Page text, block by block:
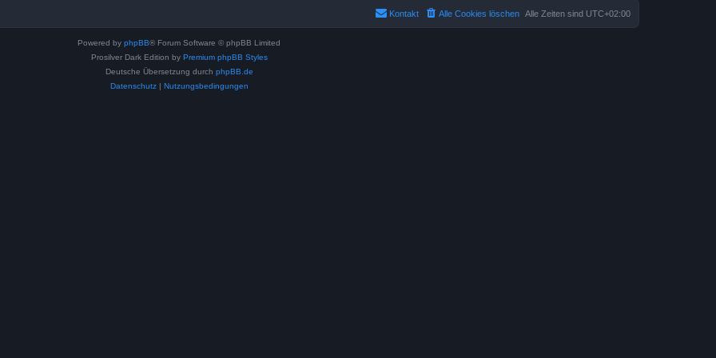
Alle Zeiten sind UTC+02:00
Alle Cookies löschen
Kontakt
Powered by phpBB® Forum Software © phpBB Limited
Prosilver Dark Edition by Premium phpBB Styles
Deutsche Übersetzung durch phpBB.de
Datenschutz| Nutzungsbedingungen